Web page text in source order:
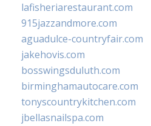
lafisheriarestaurant.com
915jazzandmore.com
aguadulce-countryfair.com
jakehovis.com
bosswingsduluth.com
birminghamautocare.com
tonyscountrykitchen.com
jbellasnailspa.com